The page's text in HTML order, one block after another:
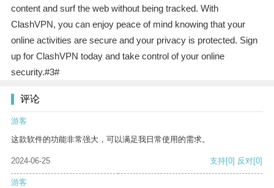
content and surf the web without being tracked. With
ClashVPN, you can enjoy peace of mind knowing that your
online activities are secure and your privacy is protected. Sign
up for ClashVPN today and take control of your online
security.#3#
评论
游客
这款软件的功能非常强大，可以满足我日常使用的需求。
2024-06-25 支持[0] 反对[0]
游客